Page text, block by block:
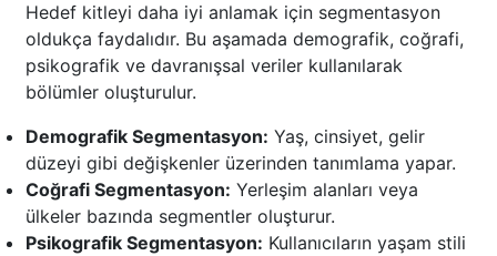
Hedef kitleyi daha iyi anlamak için segmentasyon
oldukça faydalıdır. Bu aşamada demografik, coğrafi,
psikografik ve davranışsal veriler kullanılarak
bölümler oluşturulur.
Demografik Segmentasyon: Yaş, cinsiyet, gelir
düzeyi gibi değişkenler üzerinden tanımlama yapar.
Coğrafi Segmentasyon: Yerleşim alanları veya
ülkeler bazında segmentler oluşturur.
Psikografik Segmentasyon: Kullanıcıların yaşam stili